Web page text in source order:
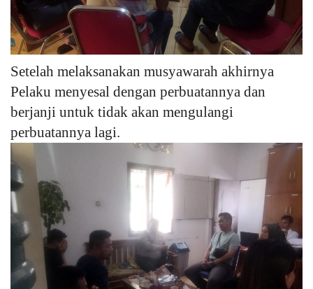
Setelah melaksanakan musyawarah akhirnya
Pelaku menyesal dengan perbuatannya dan
berjanji untuk tidak akan mengulangi
perbuatannya lagi.